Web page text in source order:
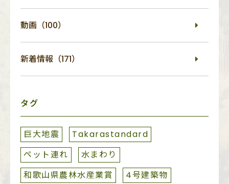
動画（100）
新着情報（171）
タグ
巨大地震
Takarastandard
ペット連れ
水まわり
和歌山県農林水産業賞
4号建築物